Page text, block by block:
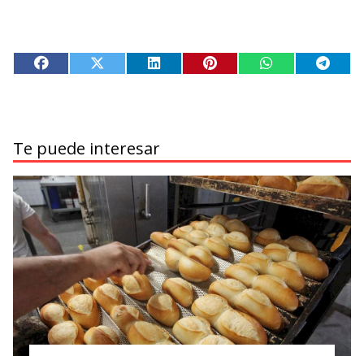
Te puede interesar